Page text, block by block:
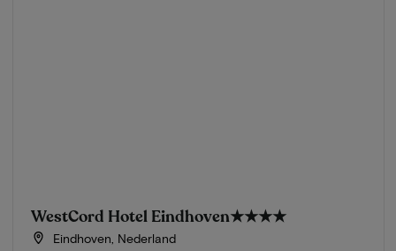
WestCord Hotel Eindhoven★★★★
Eindhoven, Nederland